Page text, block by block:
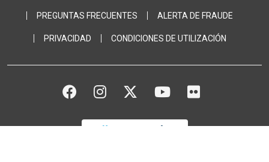
PREGUNTAS FRECUENTES ALERTA DE FRAUDE
PRIVACIDAD CONDICIONES DE UTILIZACIÓN
FACEBOOK
INSTAGRAM
TWITTERYOUTUBE
FLICKR